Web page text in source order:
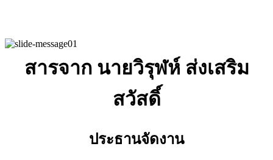
สารจาก นายวิรุฬห์ ส่งเสริม
สวัสดิ์
ประธานจัดงาน